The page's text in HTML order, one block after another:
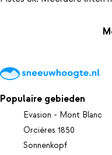
Populaire gebieden
Evasion - Mont Blanc
Orcières 1850
Sonnenkopf